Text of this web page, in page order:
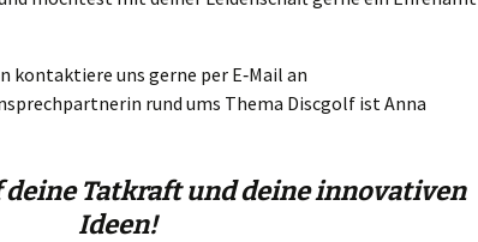
kon­tak­tie­re uns ger­ne per E‑Mail an
rund ums The­ma Disc­golf ist Anna
deine Tatkraft und deine innovativen
Ideen!